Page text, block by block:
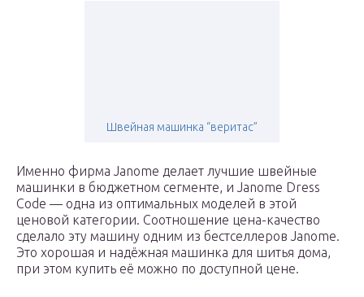
Швейная машинка “веритас”
Именно фирма Janome делает лучшие швейные
машинки в бюджетном сегменте, и Janome Dress
Code — одна из оптимальных моделей в этой
ценовой категории. Соотношение цена-качество
сделало эту машину одним из бестселлеров Janome.
Это хорошая и надёжная машинка для шитья дома,
при этом купить её можно по доступной цене.